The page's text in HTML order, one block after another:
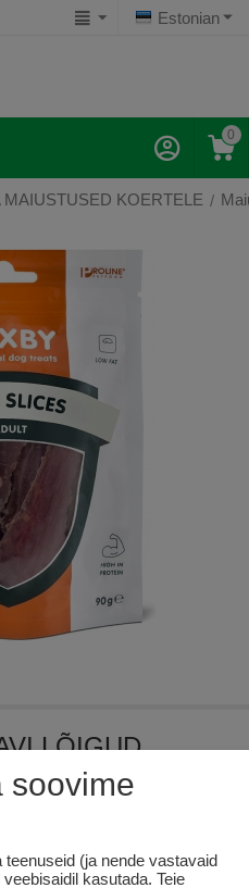
Estonian
0
MAIUSTUSED KOERTELE /
LÕIGUD
tükid pardilihaga
soovime
teenuseid (ja nende vastavaid
kasutada. Teie